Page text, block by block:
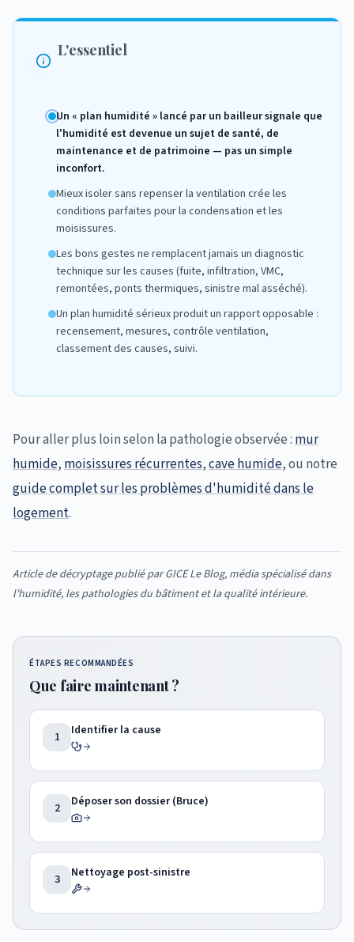
L'essentiel
Un « plan humidité » lancé par un bailleur signale que
l'humidité est devenue un sujet de santé, de
maintenance et de patrimoine — pas un simple
inconfort.
Mieux isoler sans repenser la ventilation crée les
conditions parfaites pour la condensation et les
moisissures.
Les bons gestes ne remplacent jamais un diagnostic
technique sur les causes (fuite, infiltration, VMC,
remontées, ponts thermiques, sinistre mal asséché).
Un plan humidité sérieux produit un rapport opposable :
recensement, mesures, contrôle ventilation,
classement des causes, suivi.
Pour aller plus loin selon la pathologie observée : mur
humide, moisissures récurrentes,cave humide, ou notre
guide complet sur les problèmes d'humidité dans le
logement.
Article de décryptage publié par GICE Le Blog, média spécialisé dans
l'humidité, les pathologies du bâtiment et la qualité intérieure.
ÉTAPES RECOMMANDÉES
Que faire maintenant ?
1 Identifier la cause
2 Déposer son dossier (Bruce)
3 Nettoyage post-sinistre